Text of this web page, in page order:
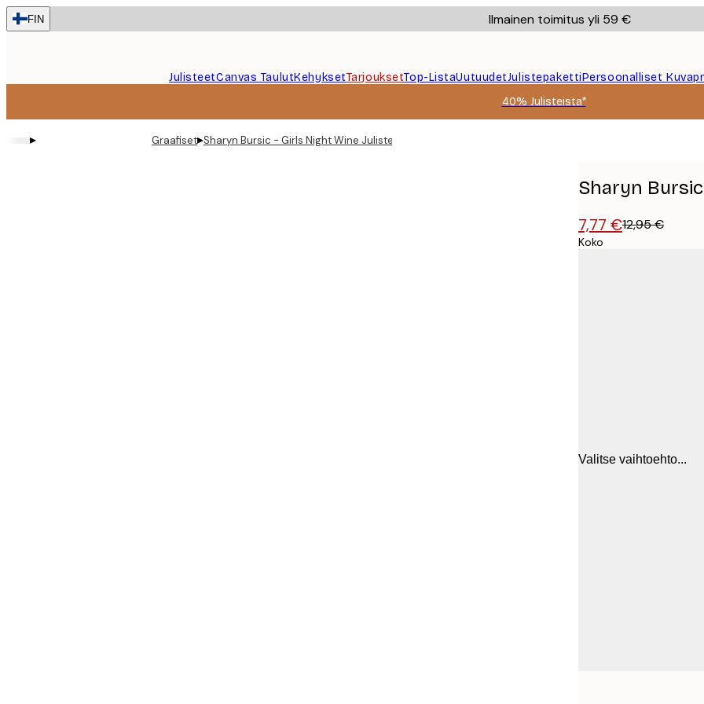
Skip
to
FIN Ilmainen toimitus yli 59 €
JulisteetCanvas TaulutKehyksetTarjouksetTop-ListaUutuudetJulistepakettiPersoonalliset
40% Julisteista*
▸ Graafiset▸Sharyn Bursic - Girls Night Wine Juliste
Sharyn
7,77 €12,95 €
Koko
Valitse vaihtoehto...